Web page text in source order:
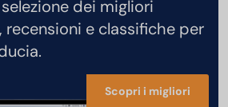
dei migliori
e classifiche per
Scopri i migliori